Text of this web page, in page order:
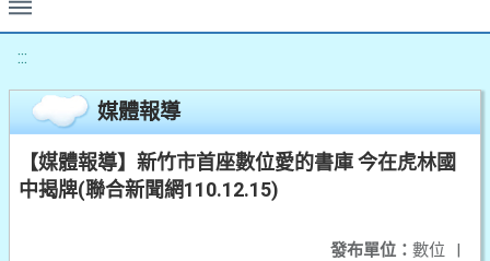
:::
媒體報導
【媒體報導】新竹市首座數位愛的書庫 今在虎林國
中揭牌(聯合新聞網110.12.15)
發布單位： 數位 |